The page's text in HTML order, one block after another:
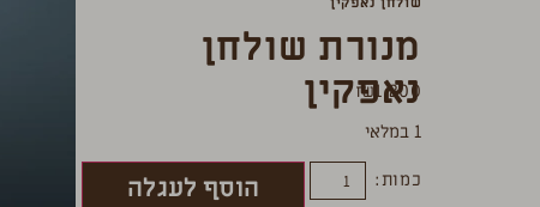
מנורת שולחן
נאפקין
₪ 1,200
1 במלאי
כמות: הוסף לעגלה